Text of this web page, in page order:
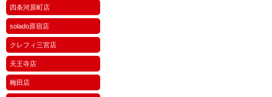
四条河原町店
solado原宿店
クレフィ三宮店
天王寺店
梅田店